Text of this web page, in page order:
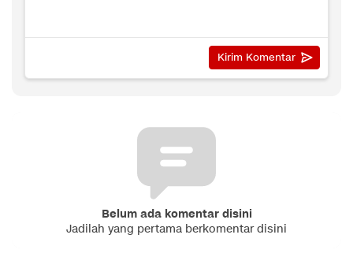
Belum ada komentar disini
Jadilah yang pertama berkomentar disini